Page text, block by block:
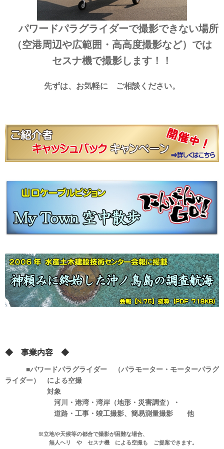
パワードパラグライダーで撮影できない場所
（空港周辺や広範囲・高高度撮影など）では
セスナ機で撮影します！！
先ずは、お気軽に ご相談ください。
◆ 事業内容 ◆
■パワードパラグライダー （パラモーター・モーターパラグ
ライダー） による空撮
対象
河川・港湾・湾岸（地形・災害調査）・
道路・工事・竣工撮影、簡易測量撮影 他
※立地や天候等の都合で撮影が困難な場合、
無人ヘリ や セスナ機 による空撮も ご提案できます。